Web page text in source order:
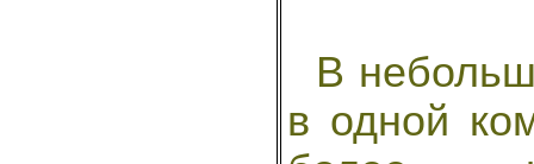
В
в одной